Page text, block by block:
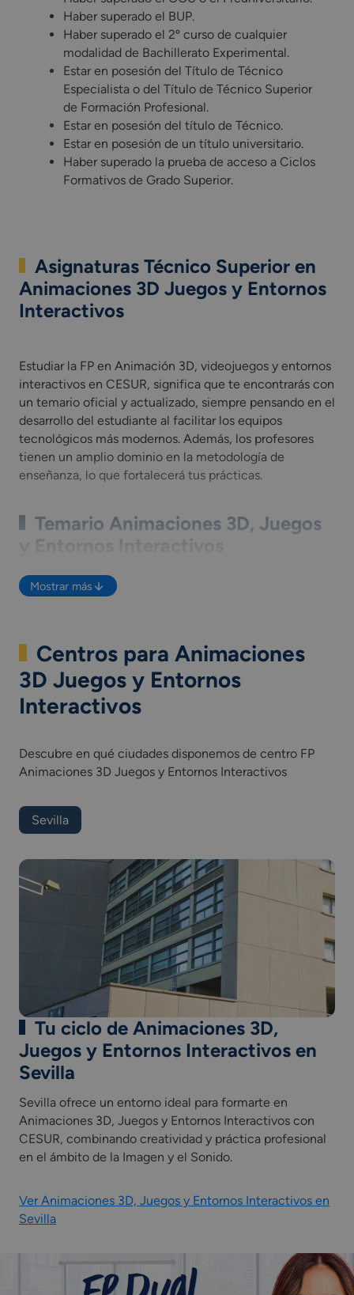
Haber superado el BUP.
Haber superado el 2º curso de cualquier
modalidad de Bachillerato Experimental.
Estar en posesión del Título de Técnico
Especialista o del Título de Técnico Superior
de Formación Profesional.
Estar en posesión del título de Técnico.
Estar en posesión de un título universitario.
Haber superado la prueba de acceso a Ciclos
Formativos de Grado Superior.
Asignaturas Técnico Superior en
Animaciones 3D Juegos y Entornos
Interactivos
Estudiar la FP en Animación 3D, videojuegos y entornos
interactivos en CESUR, significa que te encontrarás con
un temario oficial y actualizado, siempre pensando en el
desarrollo del estudiante al facilitar los equipos
tecnológicos más modernos. Además, los profesores
tienen un amplio dominio en la metodología de
enseñanza, lo que fortalecerá tus prácticas.
Temario Animaciones 3D, Juegos
y Entornos Interactivos
A continuación, te mostramos las
Técnico Superior en Animaciones 3D Juegos y
la guía informativa.
Proyectos de animación audiovisual 2D y 3D.
Diseño, dibujo y modelado para animación.
Animación de elementos 2D y 3D.
Desarrollo de proyectos multimedia interactivos.
Desarrollo de entornos interactivos multidispositivo.
audiovisuales.
Proyectos de animaciones 3D, juegos y entornos
Formación y orientación laboral.
Empresa e iniciativa emprendedora.
Formación en centro de trabajo.
Mostrar más
Centros para Animaciones
3D Juegos y Entornos
Interactivos
Descubre en qué ciudades disponemos de centro FP
Animaciones 3D Juegos y Entornos Interactivos
Sevilla
Tu ciclo de Animaciones 3D,
Juegos y Entornos Interactivos en
Sevilla
Sevilla ofrece un entorno ideal para formarte en
Animaciones 3D, Juegos y Entornos Interactivos con
CESUR, combinando creatividad y práctica profesional
en el ámbito de la Imagen y el Sonido.
Ver Animaciones 3D, Juegos y Entornos Interactivos en
Sevilla